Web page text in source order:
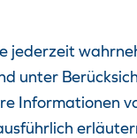
jederzeit
unter
Informationen